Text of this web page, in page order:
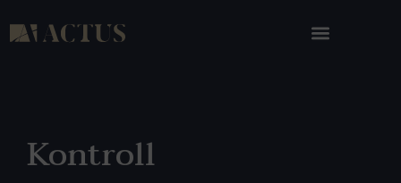
Kontroll